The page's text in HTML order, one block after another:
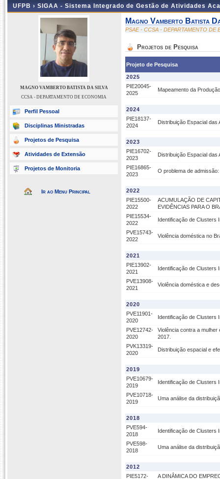
UFPB › SIGAA - Sistema Integrado de Gestão de Atividades
MAGNO VAMBERTO BATISTA DA SILVA
CCSA - DEPARTAMENTO DE ECONOMIA
Perfil Pessoal
Disciplinas Ministradas
Projetos de Pesquisa
Atividades de Extensão
Projetos de Monitoria
Ir ao Menu Principal
Magno Vamberto Batista
PSAE - CCSA - DEPARTAMENTO DE
Projetos de Pesquisa
Projeto de Pesquisa
2025
PIE20045-
2025
Mapeamento da
2024
PIE18137-
2024
Distribuição Espacial das
2023
PIE16702-
2023
Distribuição Espacial das
PIE16865-
2023
O problema de
2022
PIE15500-
2022
ACUMULAÇÃO DE
EVIDÊNCIAS PARA O
PIE15534-
2022
Identificação de Clusters
PVE15743-
2022
Violência doméstica no
2021
PIE13902-
2021
Identificação de Clusters
PVE13908-
2021
Violência doméstica e
2020
PVE11901-
2020
Identificação de Clusters
PVE12742-
2020
Violência contra a
2017.
PVK13319-
2020
Distribuição espacial e
2019
PVE10679-
2019
Identificação de Clusters
PVE10718-
2019
Uma análise da
2018
PVE594-
2018
Identificação de Clusters
PVE598-
2018
Uma análise da
2012
PIE5172-
A DINÂMICA DO